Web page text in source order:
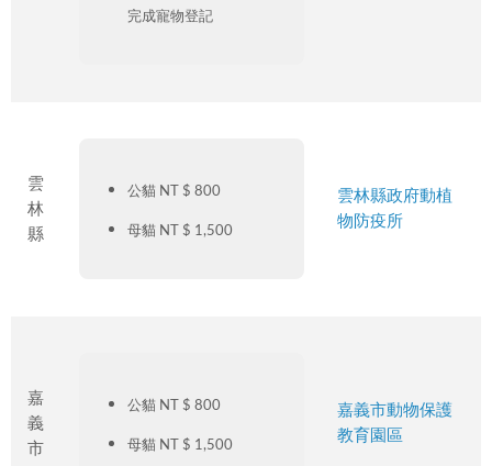
完成寵物登記
雲
林
縣
公貓 NT $ 800
母貓 NT $ 1,500
雲林縣政府動植
物防疫所
嘉
義
市
公貓 NT $ 800
母貓 NT $ 1,500
嘉義市動物保護
教育園區